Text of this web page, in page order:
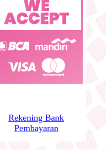
Rekening Bank
Pembayaran